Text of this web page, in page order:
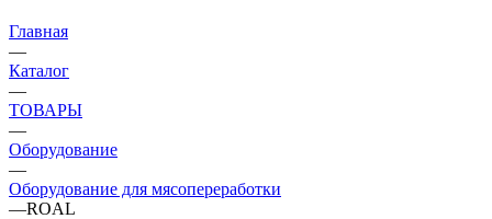
Главная
—
Каталог
—
ТОВАРЫ
—
Оборудование
—
Оборудование для мясопереработки
—ROAL